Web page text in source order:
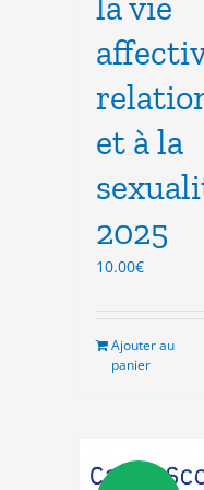
et à la
2025
10.00€
Ajouter au
panier